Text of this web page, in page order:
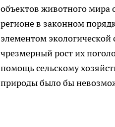
объектов животного мира
регионе в законном
элементом
чрезмерный рост их
помощь сельскому
природы было бы